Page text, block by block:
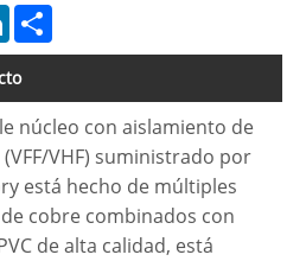
LinkedIn
núcleo con aislamiento de
VHF) suministrado por
está hecho de múltiples
cobre combinados con
de alta calidad, está